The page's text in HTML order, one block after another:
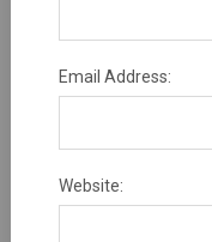
Email Address:
Website: